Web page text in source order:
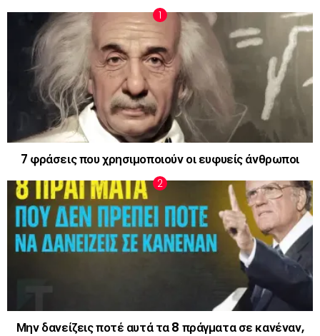
7 φράσεις που χρησιμοποιούν οι ευφυείς άνθρωποι
Μην δανείζεις ποτέ αυτά τα 8 πράγματα σε κανέναν,